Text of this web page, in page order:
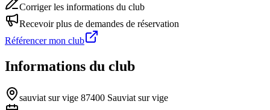
Corriger les informations du club
Recevoir plus de demandes de réservation
Référencer mon club
Informations du club
sauviat sur vige 87400 Sauviat sur vige